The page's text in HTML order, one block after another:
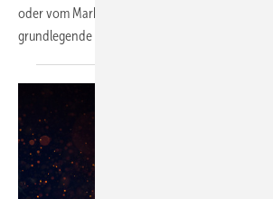
oder vom Markt verdrängt werden könnte. Er
grundlegende Überarbeitung der